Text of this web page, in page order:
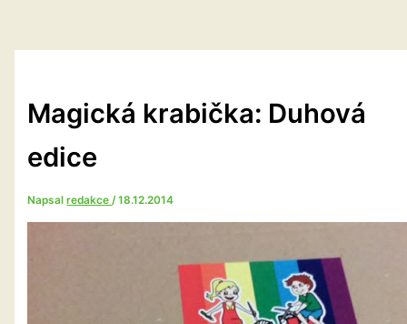
Magická krabička: Duhová
edice
Napsalredakce/18.12.2014